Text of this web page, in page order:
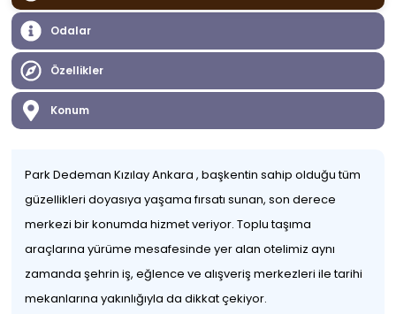
Odalar
Özellikler
Konum
Park Dedeman Kızılay Ankara , başkentin sahip olduğu tüm
güzellikleri doyasıya yaşama fırsatı sunan, son derece
merkezi bir konumda hizmet veriyor. Toplu taşıma
araçlarına yürüme mesafesinde yer alan otelimiz aynı
zamanda şehrin iş, eğlence ve alışveriş merkezleri ile tarihi
mekanlarına yakınlığıyla da dikkat çekiyor.